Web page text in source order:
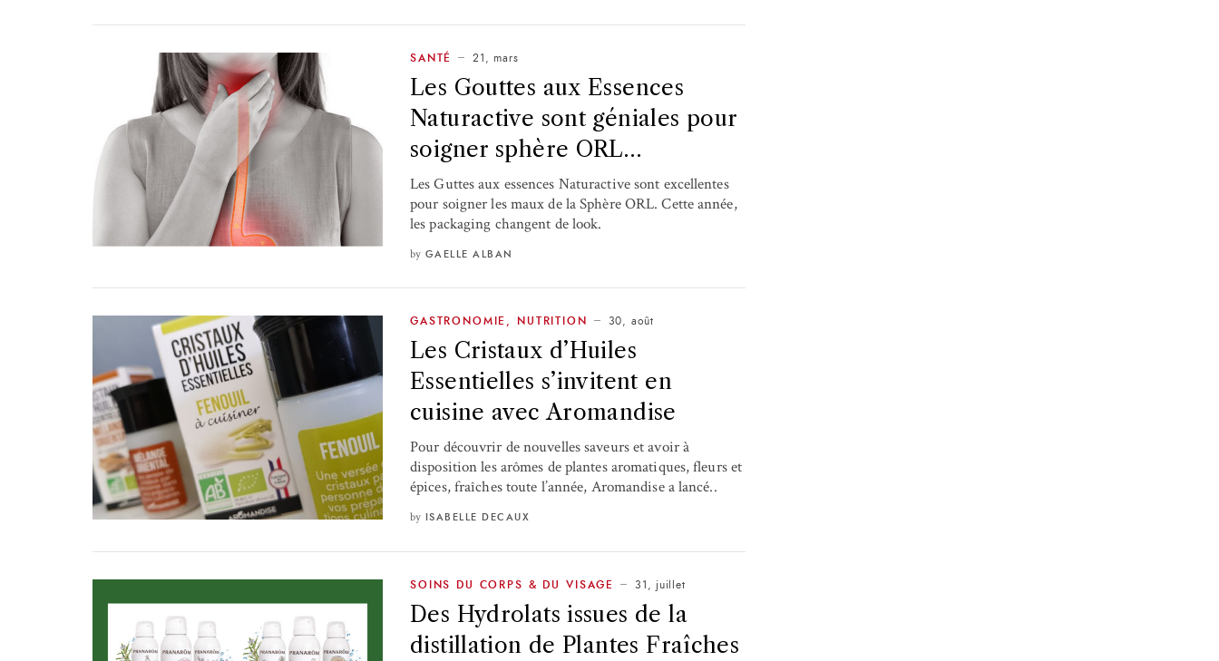
SANTÉ 21, mars
Les Gouttes aux Essences
Naturactive sont géniales pour
soigner sphère ORL…
Les Guttes aux essences Naturactive sont excellentes
pour soigner les maux de la Sphère ORL. Cette année,
les packaging changent de look.
by GAELLE ALBAN
GASTRONOMIE NUTRITION 30, août
Les Cristaux d’Huiles
Essentielles s’invitent en
cuisine avec Aromandise
Pour découvrir de nouvelles saveurs et avoir à
disposition les arômes de plantes aromatiques, fleurs et
épices, fraîches toute l’année, Aromandise a lancé..
by ISABELLE DECAUX
SOINS DU CORPS & DU VISAGE 31, juillet
Des Hydrolats issues de la
distillation de Plantes Fraîches